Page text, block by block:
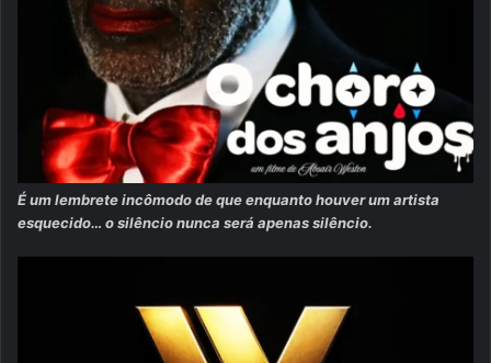
É um lembrete incômodo de que enquanto houver um artista
esquecido… o silêncio nunca será apenas silêncio.